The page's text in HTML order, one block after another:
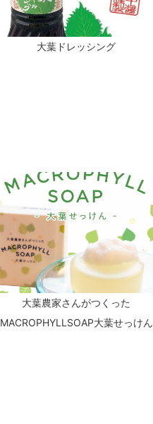
大葉ドレッシング
大葉農家さんがつくった
MACROPHYLLSOAP大葉せっけん